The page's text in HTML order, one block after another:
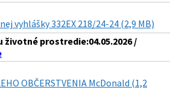
vyhlášky 332EX 218/24-24 (2,9 MB)
životné prostredie:04.05.2026 /
OBČERSTVENIA McDonald (1,2